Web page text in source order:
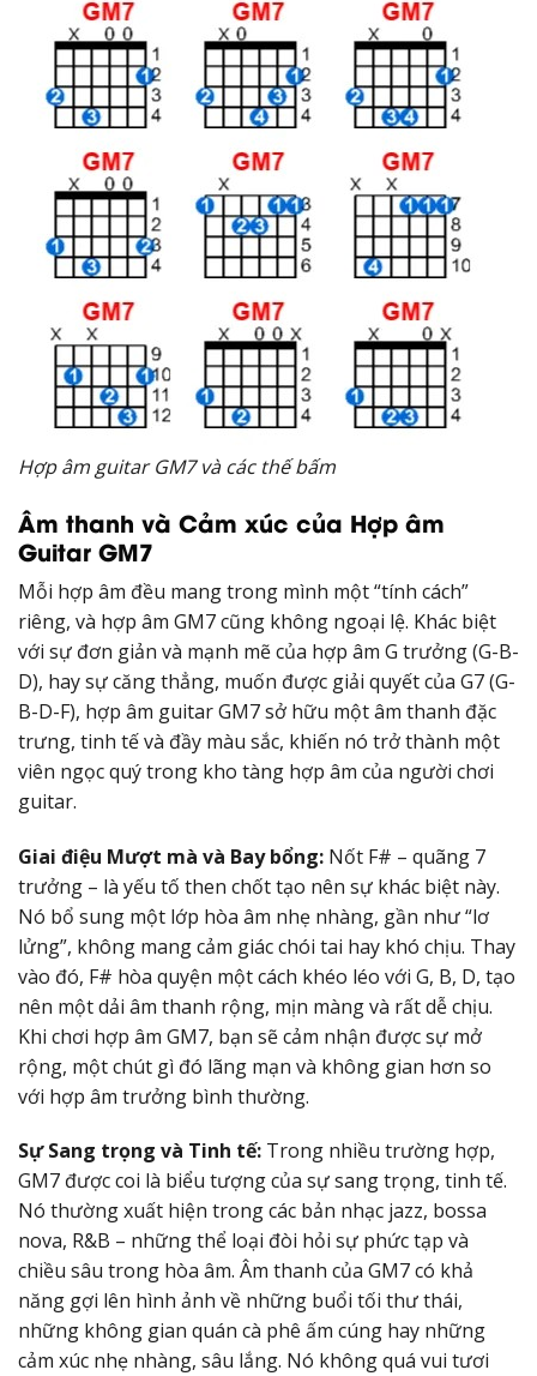
Hợp âm guitar GM7 và các thế bấm
Âm thanh và Cảm xúc của Hợp âm
Guitar GM7
Mỗi hợp âm đều mang trong mình một “tính cách”
riêng, và hợp âm GM7 cũng không ngoại lệ. Khác biệt
với sự đơn giản và mạnh mẽ của hợp âm G trưởng (G-B-
D), hay sự căng thẳng, muốn được giải quyết của G7 (G-
B-D-F), hợp âm guitar GM7 sở hữu một âm thanh đặc
trưng, tinh tế và đầy màu sắc, khiến nó trở thành một
viên ngọc quý trong kho tàng hợp âm của người chơi
guitar.
Giai điệu Mượt mà và Bay bổng: Nốt F# – quãng 7
trưởng – là yếu tố then chốt tạo nên sự khác biệt này.
Nó bổ sung một lớp hòa âm nhẹ nhàng, gần như “lơ
lửng”, không mang cảm giác chói tai hay khó chịu. Thay
vào đó, F# hòa quyện một cách khéo léo với G, B, D, tạo
nên một dải âm thanh rộng, mịn màng và rất dễ chịu.
Khi chơi hợp âm GM7, bạn sẽ cảm nhận được sự mở
rộng, một chút gì đó lãng mạn và không gian hơn so
với hợp âm trưởng bình thường.
Sự Sang trọng và Tinh tế: Trong nhiều trường hợp,
GM7 được coi là biểu tượng của sự sang trọng, tinh tế.
Nó thường xuất hiện trong các bản nhạc jazz, bossa
nova, R&B – những thể loại đòi hỏi sự phức tạp và
chiều sâu trong hòa âm. Âm thanh của GM7 có khả
năng gợi lên hình ảnh về những buổi tối thư thái,
những không gian quán cà phê ấm cúng hay những
cảm xúc nhẹ nhàng, sâu lắng. Nó không quá vui tươi